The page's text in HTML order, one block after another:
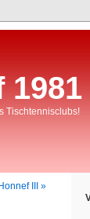
Tischtennisclubs!
III »